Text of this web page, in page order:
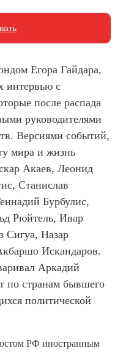
Егора Гайдара,
интервью с
после распада
руководителями
Версиями событий,
мира и жизнь
Акаев, Леонид
Станислав
Бурбулис,
Рюйтель, Ивар
Сигуа, Назар
Искандаров.
Аркадий
по странам бывшего
политической
РФ иностранным